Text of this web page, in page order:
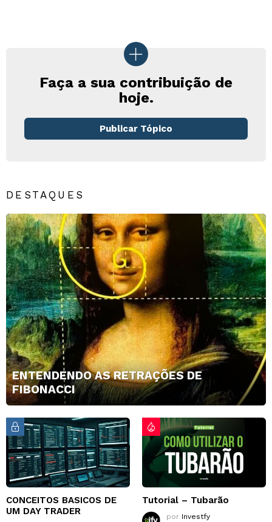
Faça a sua contribuição de
hoje.
Publicar Tópico
DESTAQUES
ENTENDENDO AS RETRAÇÕES DE
FIBONACCI
CONCEITOS BASICOS DE
UM DAY TRADER
Tutorial – Tubarão
por Investfy